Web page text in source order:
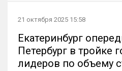
21 октября 2025 15:58
Екатеринбург
Петербург в тройке
лидеров по объему